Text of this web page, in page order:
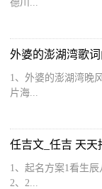
德川...
外婆的澎湖湾歌
1、外婆的澎湖湾晚
片海...
任吉文_任吉 天天
1、起名方案1看生
2、2...